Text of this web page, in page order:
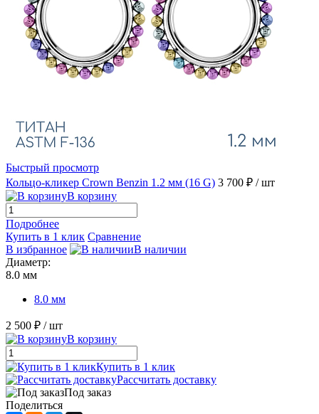
Быстрый просмотр
Кольцо-кликер Crown Benzin 1.2 мм (16 G) 3 700 ₽ / шт
В корзину
Подробнее
Купить в 1 клик Сравнение
В избранное
В наличии
Диаметр:
8.0 мм
8.0 мм
2 500 ₽ / шт
В корзину
Купить в 1 клик
Рассчитать доставку
Под заказ
Поделиться